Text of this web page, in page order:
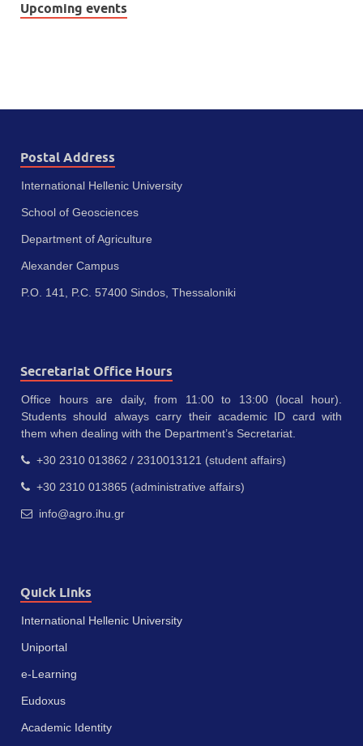
Upcoming events
Postal Address
International Hellenic University
School of Geosciences
Department of Agriculture
Alexander Campus
P.O. 141, P.C. 57400 Sindos, Thessaloniki
Secretariat Office Hours
Office hours are daily, from 11:00 to 13:00 (local hour).
Students should always carry their academic ID card with
them when dealing with the Department’s Secretariat.
+30 2310 013862 / 2310013121 (student affairs)
+30 2310 013865 (administrative affairs)
info@agro.ihu.gr
Quick Links
International Hellenic University
Uniportal
e-Learning
Eudoxus
Academic Identity